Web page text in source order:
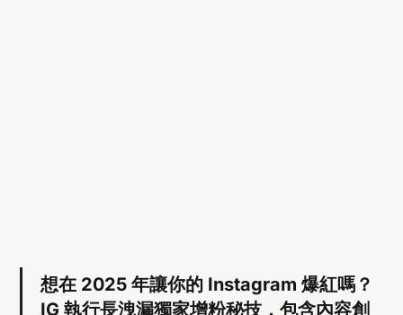
想在 2025 年讓你的 Instagram 爆紅嗎？
IG 執行長洩漏獨家增粉秘技，包含內容創